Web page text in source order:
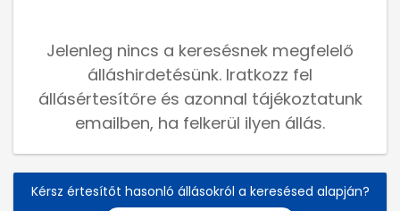
Jelenleg nincs a keresésnek megfelelő
álláshirdetésünk. Iratkozz fel
állásértesítőre és azonnal tájékoztatunk
emailben, ha felkerül ilyen állás.
Kérsz értesítőt hasonló állásokról a keresésed alapján?